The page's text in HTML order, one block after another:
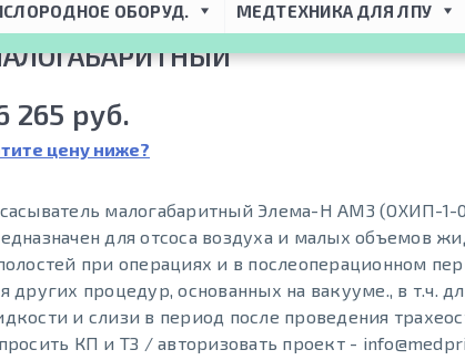
ОБОРУД. МЕДТЕХНИКА ДЛЯ ЛПУ
Н AM3 (ОХИП-1-01) –
265 руб.
цену ниже?
малогабаритный Элема-Н AM3 (ОХИП-1-
для отсоса воздуха и малых объемов
при операциях и в послеоперационном
других процедур, основанных на вакууме., в т.ч.
и слизи в период после проведения
КП и ТЗ / авторизовать проект -